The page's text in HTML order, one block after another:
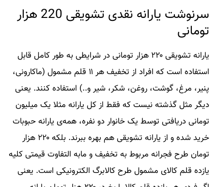
سرنوشت یارانه نقدی تشویقی 220 هزار
تومانی
یارانه تشویقی ۲۲۰ هزار تومانی در شرایطی به طور کامل قابل
استفاده است که افراد از تخفیف هر ۱۱ قلم مشمول (ماکارونی،
پنیر، مرغ، گوشت، روغن، شکر، شیر و..) استفاده کنند. یعنی
دیگر مثل گذشته نیست که فقط از کل یارانه مثلا یک میلیون
تومانی دریافتی توسط یک خانوار دو نفره، همه‌ی یارانه حبوبات
خرید شده و از یارانه تشویقی هم بهره ببرند. بلکه ۲۲۰ هزار
تومان طرح فجرانه مربوط به تخفیف و مابه التفاوت قیمتی کلیه
یازده قلم کالای مشمول طرح کالابرگ الکترونیکی است. یعنی